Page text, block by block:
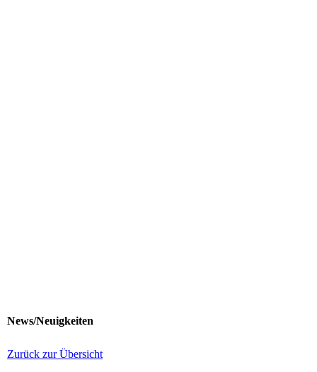
News/Neuigkeiten
Zurück zur Übersicht